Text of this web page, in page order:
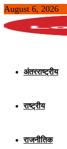
August 6, 2026
अंतरराष्ट्रीय
राष्ट्रीय
राजनीतिक